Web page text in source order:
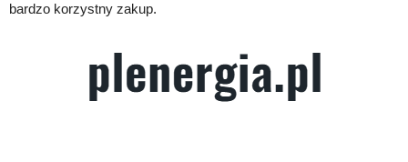
bardzo korzystny zakup.